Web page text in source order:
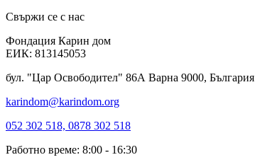
Свържи се с нас
Фондация Карин дом
ЕИК: 813145053
бул. "Цар Освободител" 86А Варна 9000, България
karindom@karindom.org
052 302 518, 0878 302 518
Работно време: 8:00 - 16:30